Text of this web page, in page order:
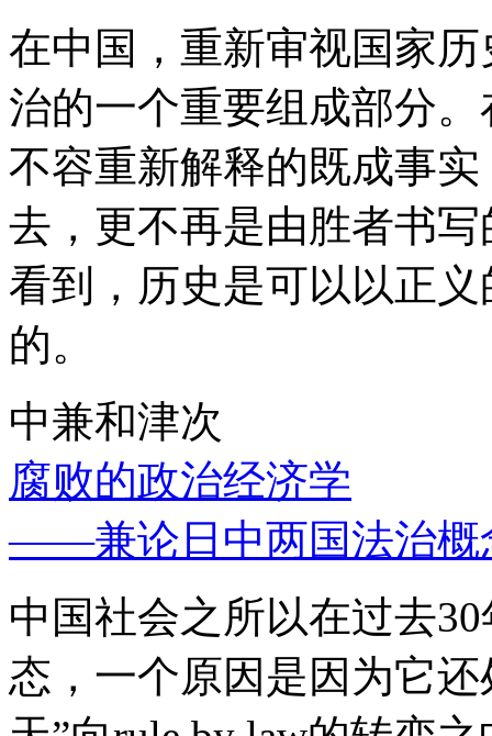
在中国，重新审视国家
治的一个重要组成部分
不容重新解释的既成事
去，更不再是由胜者书
看到，历史是可以以正
的。
中兼和津次
腐败的政治经济学
——兼论日中两国法治概
中国社会之所以在过去
态，一个原因是因为它